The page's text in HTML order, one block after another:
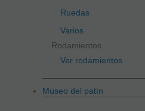
Ruedas
Varios
Rodamientos
Ver rodamientos
Museo del patín